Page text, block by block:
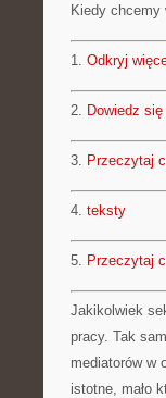
Kiedy
1. Odkryj
2. Dowiedz
3. Przeczytaj
4. teksty
5. Przeczytaj
Jakikolwiek
pracy. Tak
mediatorów w
istotne, mało